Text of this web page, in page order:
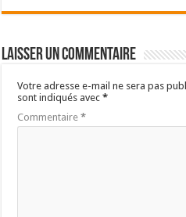
Laisser un commentaire
Votre adresse e-mail ne sera pas
sont indiqués avec*
Commentaire*